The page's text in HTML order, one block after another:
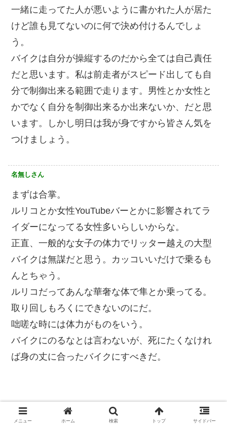
一緒に走ってた人が悪いように書かれた人が居た
けど誰も見てないのに何で決め付けるんでしょ
う。
バイクは自分が操縦するのだから全ては自己責任
だと思います。私は前走者がスピード出しても自
分で制御出来る範囲で走ります。男性とか女性と
かでなく自分を制御出来るか出来ないか、だと思
います。しかし明日は我が身ですから皆さん気を
つけましょう。
名無しさん
まずは合掌。
ルリコとか女性YouTubeバーとかに影響されてラ
イダーになってる女性多いらしいからな。
正直、一般的な女子の体力でリッター越えの大型
バイクは無謀だと思う。カッコいいだけで乗るも
んとちゃう。
ルリコだってあんな華奢な体で隼とか乗ってる。
取り回しもろくにできないのにだ。
咄嗟な時には体力がものをいう。
バイクにのるなとは言わないが、死にたくなけれ
ば身の丈に合ったバイクにすべきだ。
メニュー ホーム 検索 トップ サイドバー